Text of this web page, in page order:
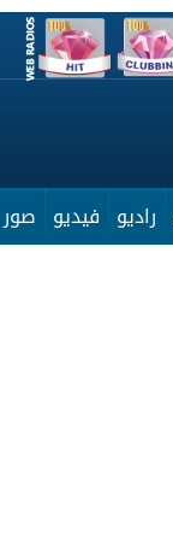
راديو فيديو صور